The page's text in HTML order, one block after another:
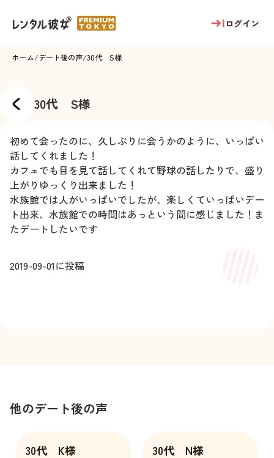
ログイン
ホーム/デート後の声/30代 S様
30代 S様
初めて会ったのに、久しぶりに会うかのように、いっぱい
話してくれました！
カフェでも目を見て話してくれて野球の話したりで、盛り
上がりゆっくり出来ました！
水族館では人がいっぱいでしたが、楽しくていっぱいデー
ト出来、水族館での時間はあっという間に感じました！ま
たデートしたいです
2019-09-01に投稿
他のデート後の声
30代 K様 30代 N様